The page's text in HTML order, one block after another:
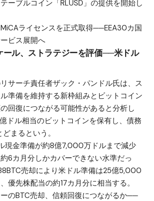
ーブルコイン「RLUSD」の提供を開始し
ライセンスを正式取得──EEA30カ国
ビス展開へ
ール、ストラテジーを評価──米ドル
サーチ責任者ザック・パンドル氏は、ス
準備を維持する新枠組みとビットコイン
回復につながる可能性があると分析し
ドル相当のビットコインを保有し、債務
まるという。
現金準備が約8億7,000万ドルまで減少
6カ月分しかカバーできない水準だっ
売却により米ドル準備は25億5,000
優先株配当の約17カ月分に相当する。
のBTC売却、信頼回復につながるか──